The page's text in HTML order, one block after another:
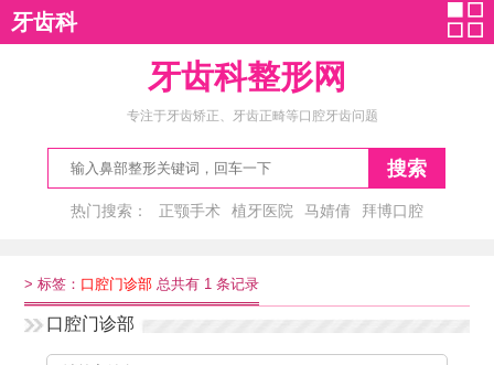
牙齿科整形网
专注于牙齿矫正、牙齿正畸等口腔牙齿问题
搜索
热门搜索： 正颚手术 植牙医院 马婧倩
拜博口腔
牙齿科
>标签： 口腔门诊部 总共有 1 条记录
口腔门诊部